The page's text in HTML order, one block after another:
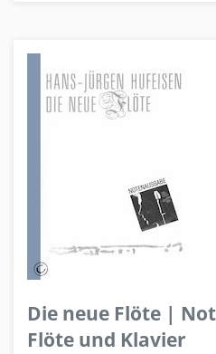
Die neue Flöte |
Flöte und Klavier